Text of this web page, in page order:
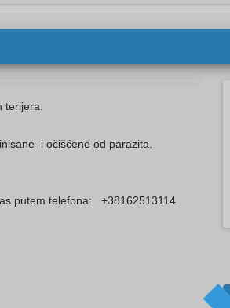
terijera.
i očišćene od parazita.
putem telefona: +38162513114